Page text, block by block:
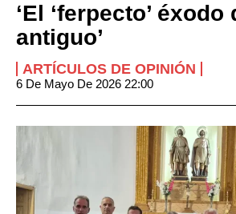
‘El ‘ferpecto’
antiguo’
ARTÍCULOS DE OPINIÓN
6 De Mayo De 2026 22:00